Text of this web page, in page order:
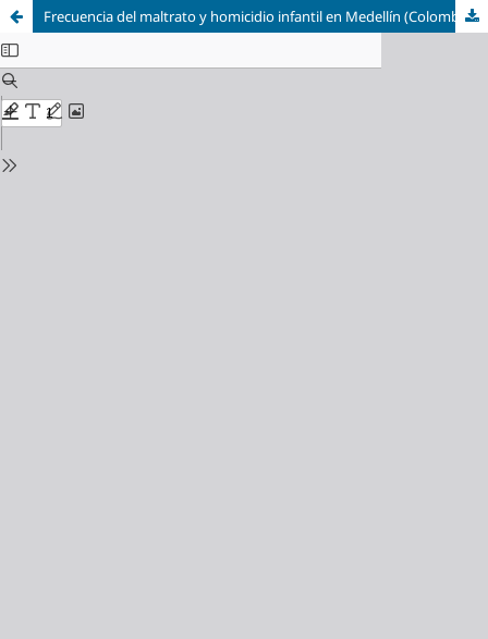
Frecuencia del maltrato y homicidio infantil en Medellín (Colombia)